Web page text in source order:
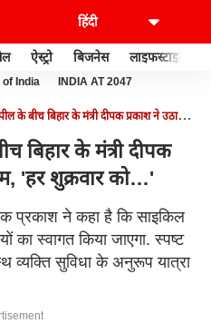
ऐस्ट्रो बिजनेस लाइफस्टाइल
of India INDIA AT 2047
के बीच बिहार के मंत्री दीपक प्रकाश ने उठाया
बिहार के मंत्री दीपक
'हर शुक्रवार को…'
प्रकाश ने कहा है कि साइकिल
का स्वागत किया जाएगा. स्पष्ट
व्यक्ति सुविधा के अनुरूप यात्रा